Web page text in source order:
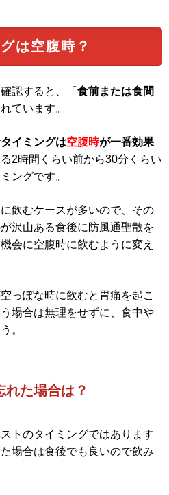
は空腹時？
認すると、「 食前または食間
ています。
イミングは空腹時が一番効果
2時間くらい前から30分くらい
ングです。
飲むケースが多いので、その
沢山ある食後に防風通聖散を
会に空腹時に飲むように変え
っぽな時に飲むと胃痛を起こ
場合は無理をせずに、食中や
。
れた場合は？
トのタイミングではあります
場合は食後でも良いので飲み